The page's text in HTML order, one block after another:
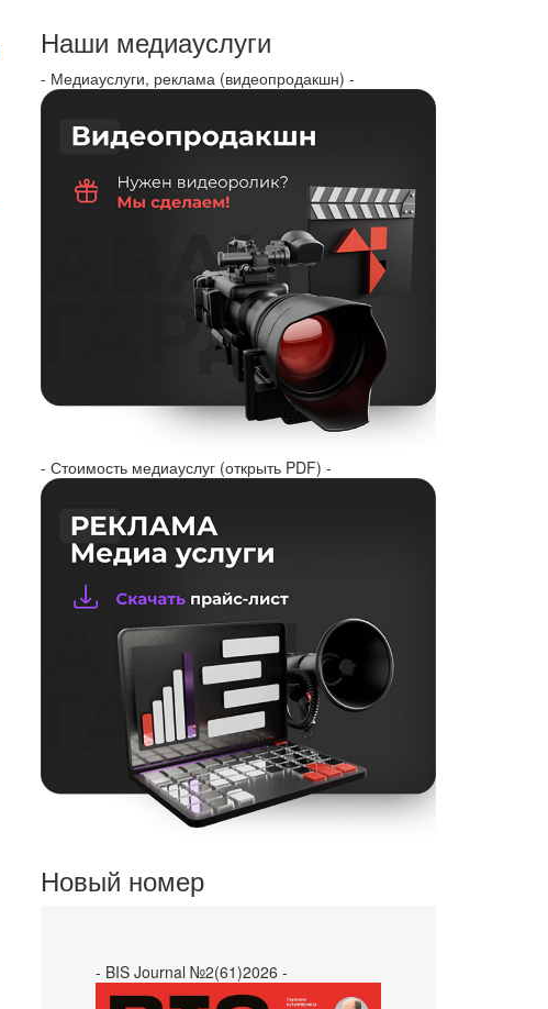
Наши медиауслуги
- Медиауслуги, реклама (видеопродакшн) -
- Стоимость медиауслуг (открыть PDF) -
Новый номер
- BIS Journal №2(61)2026 -